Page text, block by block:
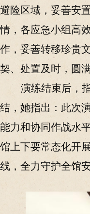
避险区域，妥善安
情，各应急小组高
作，妥善转移珍贵
契、处置及时，圆
演练结束后，
结，她指出： 此次
能力和协同作战水平
馆上下要常态化开
线， 全力守护全馆